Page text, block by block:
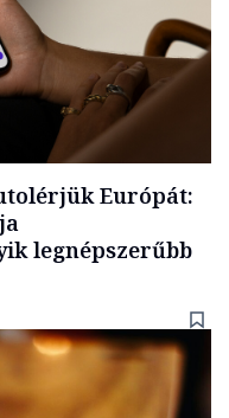
Európát:
legnépszerűbb